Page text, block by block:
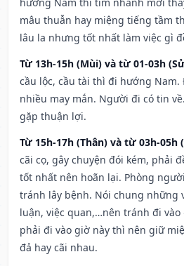
mâu thuẫn hay miệng tiếng tầm
lâu la nhưng tốt nhất làm việc gì
Từ 13h-15h (Mùi) và từ 01-03h
cầu lộc, cầu tài thì đi hướng Nam.
nhiều may mắn. Người đi có tin
gặp thuận lợi.
Từ 15h-17h (Thân) và từ 03h-05h
cãi cọ, gây chuyện đói kém, phải
tốt nhất nên hoãn lại. Phòng
tránh lây bệnh. Nói chung những
luận, việc quan,…nên tránh đi vào
phải đi vào giờ này thì nên giữ
đả hay cãi nhau.